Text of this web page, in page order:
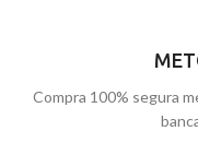
Compra 100% segura